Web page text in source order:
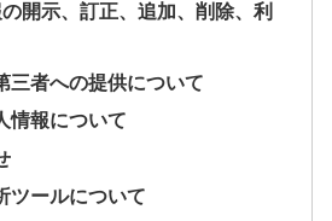
開示、訂正、追加、削除、利
三者への提供について
情報について
ツールについて